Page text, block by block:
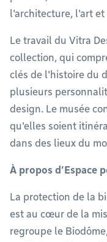
l'architecture, l'art
Le travail du Vitra
collection, qui
clés de l'histoire du
plusieurs
design. Le musée
qu'elles soient
dans des lieux du
À propos d’Espace
La protection de la
est au cœur de la
regroupe le